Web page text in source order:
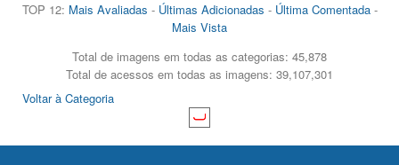
TOP 12: Mais Avaliadas - Últimas Adicionadas - Última Comentada-
Mais Vista
Total de imagens em todas as categorias: 45,878
Total de acessos em todas as imagens: 39,107,301
Voltar à Categoria